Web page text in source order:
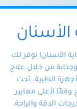
تحت سقف واحد،
شاملًا لجميع
الخبرة، ستجد نفسك
احتياجاتك بكل
الأسنان
الأسنان! نوفر لك
من خلال علاج
الطبية، تحت
لأعلى معايير
الدقة والراحة،